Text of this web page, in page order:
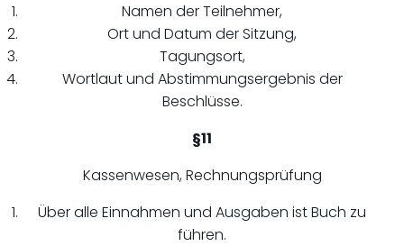
Namen der Teilnehmer,
Ort und Datum der Sitzung,
Tagungsort,
Wortlaut und Abstimmungsergebnis der
Beschlüsse.
§11
Kassenwesen, Rechnungsprüfung
Über alle Einnahmen und Ausgaben ist Buch zu
führen.